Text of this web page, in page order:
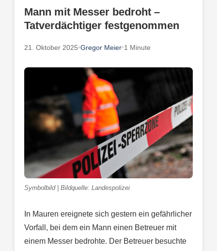
Mann mit Messer bedroht –
Tatverdächtiger festgenommen
21. Oktober 2025•Gregor Meier•1 Minute
Symbolbild | Bildquelle: Landespolizei
In Mauren ereignete sich gestern ein gefährlicher
Vorfall, bei dem ein Mann einen Betreuer mit
einem Messer bedrohte. Der Betreuer besuchte